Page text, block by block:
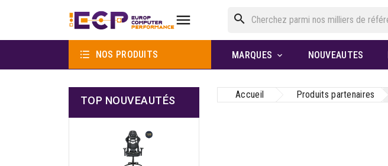
 search
 NOS PRODUITS MARQUES  NOUVEAUTES
TOP NOUVEAUTÉS Accueil Produits partenaires